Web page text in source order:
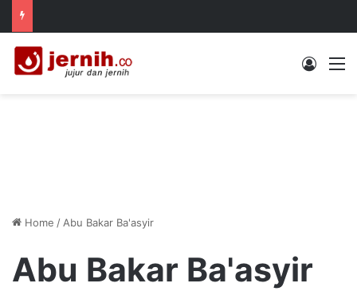
Log In
Home / Abu Bakar Ba'asyir
Abu Bakar Ba'asyir